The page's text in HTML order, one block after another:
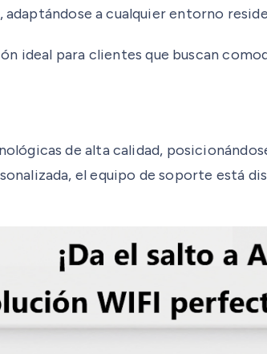
a cualquier entorno
para clientes que buscan
de alta calidad,
el equipo de soporte está